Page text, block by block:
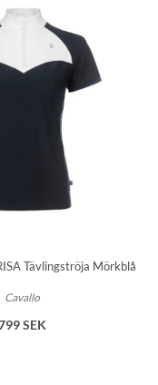
Tävlingströja Mörkblå
Cavallo
SEK